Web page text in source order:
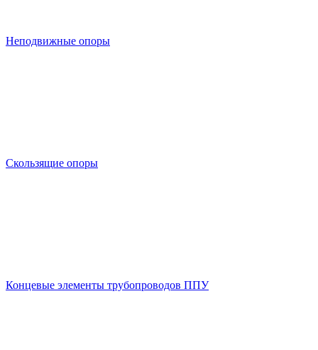
Неподвижные опоры
Скользящие опоры
Концевые элементы трубопроводов ППУ